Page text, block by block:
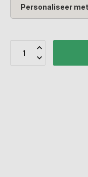
Personaliseer